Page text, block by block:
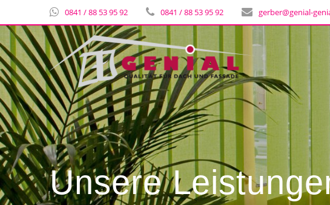
0841 / 88 53 95 92 0841 / 88 53 95 92 gerber@genial-
Unsere